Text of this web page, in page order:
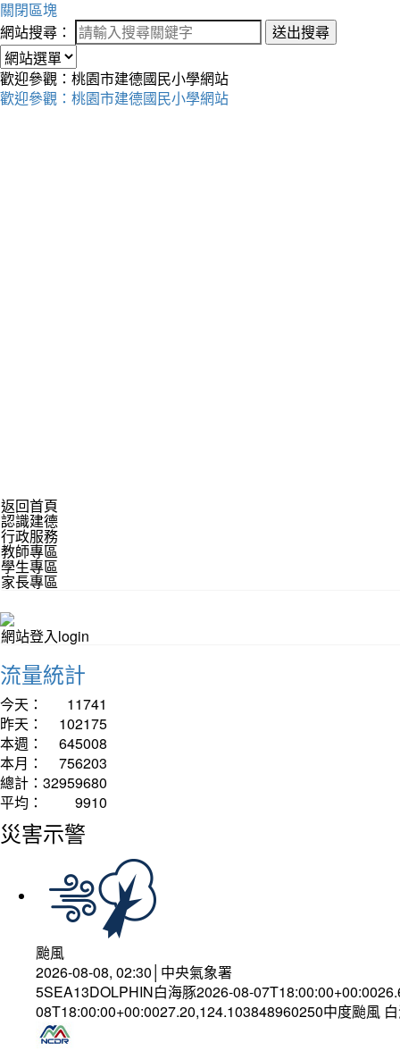
關閉區塊
網站搜尋：
送出搜尋
歡迎參觀：桃園市建德國民小學網站
歡迎參觀：桃園市建德國民小學網站
返回首頁
認識建德
行政服務
教師專區
學生專區
家長專區
網站登入login
流量統計
今天：
11741
昨天：
102175
本週：
645008
本月：
756203
總計： 32959680
平均：
9910
災害示警
颱風
2026-08-08, 02:30│中央氣象署
5SEA13DOLPHIN白海豚2026-08-
08T18:00:00+00:0027.20,124.103848960250中度颱風